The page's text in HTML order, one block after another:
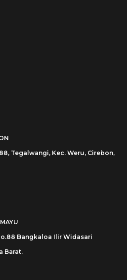
Tegalwangi, Kec. Weru, Cirebon,
Bangkaloa Ilir Widasari
Barat.